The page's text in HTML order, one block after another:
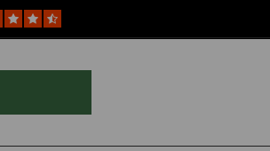
150/70 | B18 Trailmax Mission